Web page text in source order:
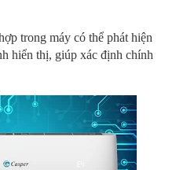
trong máy có thể phát hiện
hiển thị, giúp xác định chính